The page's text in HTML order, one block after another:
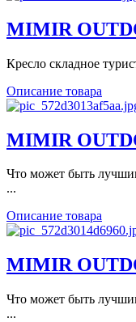
MIMIR
Кресло складное
Описание товара
MIMIR
Что может быть
...
Описание товара
MIMIR
Что может быть
...